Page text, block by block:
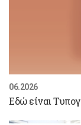
06.2026
Εδώ είναι